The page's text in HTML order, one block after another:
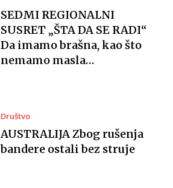
SEDMI REGIONALNI
SUSRET „ŠTA DA SE RADI“
Da imamo brašna, kao što
nemamo masla…
Društvo
AUSTRALIJA Zbog rušenja
bandere ostali bez struje